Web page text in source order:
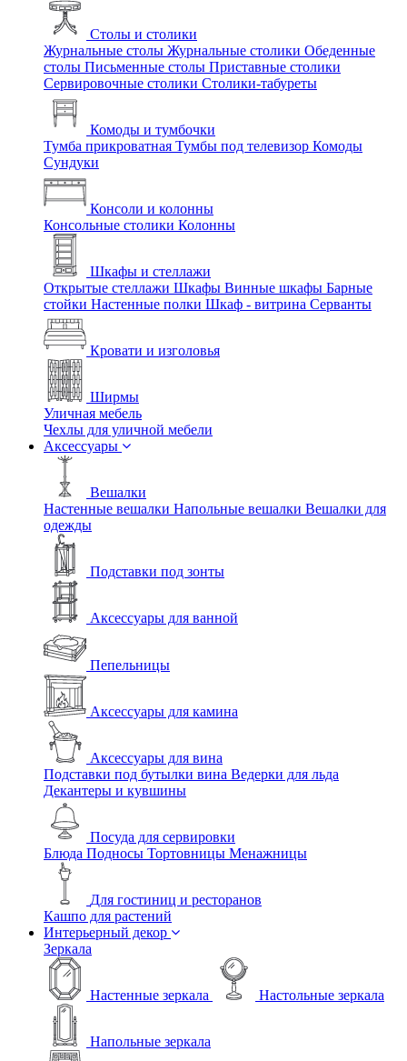
Столы и столики
Журнальные столы Журнальные столики Обеденные
столы Письменные столы Приставные столики
Сервировочные столики Столики-табуреты
Комоды и тумбочки
Тумба прикроватная Тумбы под телевизор Комоды
Сундуки
Консоли и колонны
Консольные столики Колонны
Шкафы и стеллажи
Открытые стеллажи Шкафы Винные шкафы Барные
стойки Настенные полки Шкаф - витрина Серванты
Кровати и изголовья
Ширмы
Уличная мебель
Чехлы для уличной мебели
Аксессуары
Вешалки
Настенные вешалки Напольные вешалки Вешалки для
одежды
Подставки под зонты
Аксессуары для ванной
Пепельницы
Аксессуары для камина
Аксессуары для вина
Подставки под бутылки вина Ведерки для льда
Декантеры и кувшины
Посуда для сервировки
Блюда Подносы Тортовницы Менажницы
Для гостиниц и ресторанов
Кашпо для растений
Интерьерный декор
Зеркала
Настенные зеркала Настольные зеркала
Напольные зеркала